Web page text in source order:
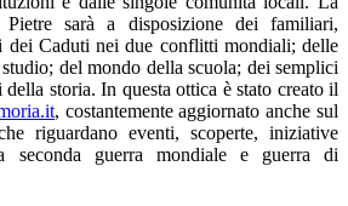
Pietre sarà a disposizione dei familiari,
dei Caduti nei due conflitti mondiali; delle
del mondo della scuola; dei semplici
storia. In questa ottica è stato creato il
, costantemente aggiornato anche sul
riguardano eventi, scoperte, iniziative
guerra mondiale e guerra di